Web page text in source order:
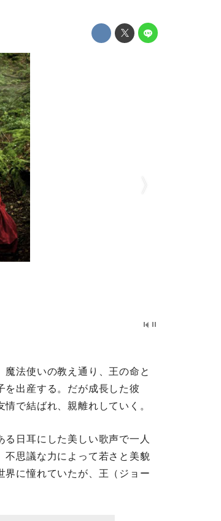
法使いの教え通り、王の命と
を出産する。だが成長した彼
で結ばれ、親離れしていく。
日耳にした美しい歌声で一人
不思議な力によって若さと美貌
界に憧れていたが、王（ジョー